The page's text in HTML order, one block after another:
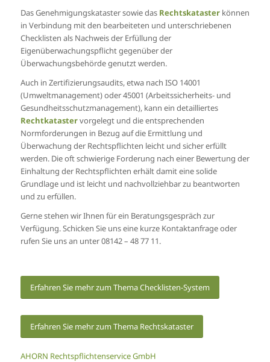
Das Genehmigungskataster sowie das Rechtskatasterkönnen
in Verbindung mit den bearbeiteten und unterschriebenen
Checklisten als Nachweis der Erfüllung der
Eigenüberwachungspflicht gegenüber der
Überwachungsbehörde genutzt werden.
Auch in Zertifizierungsaudits, etwa nach ISO 14001
(Umweltmanagement) oder 45001 (Arbeitssicherheits- und
Gesundheitsschutzmanagement), kann ein detailliertes
Rechtkatastervorgelegt und die entsprechenden
Normforderungen in Bezug auf die Ermittlung und
Überwachung der Rechtspflichten leicht und sicher erfüllt
werden. Die oft schwierige Forderung nach einer Bewertung der
Einhaltung der Rechtspflichten erhält damit eine solide
Grundlage und ist leicht und nachvollziehbar zu beantworten
und zu erfüllen.
Gerne stehen wir Ihnen für ein Beratungsgespräch zur
Verfügung. Schicken Sie uns eine kurze Kontaktanfrage oder
rufen Sie uns an unter 08142 – 48 77 11.
Erfahren Sie mehr zum Thema Checklisten-System
Erfahren Sie mehr zum Thema Rechtskataster
AHORN Rechtspflichtenservice GmbH